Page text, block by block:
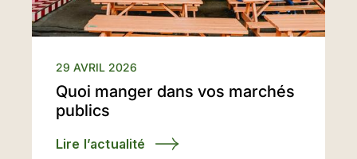
29 AVRIL 2026
Quoi manger dans vos marchés
publics
Lire l’actualité